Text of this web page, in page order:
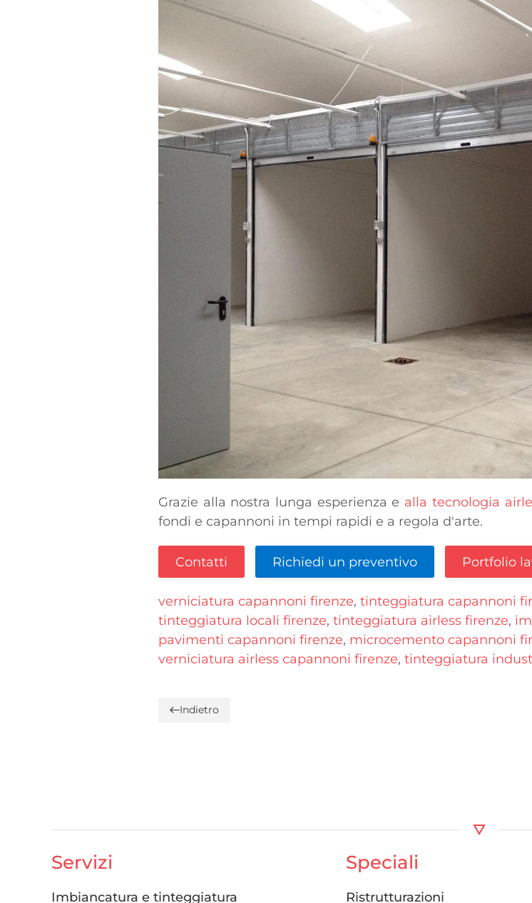
Grazie alla nostra lunga esperienza e alla tecnologia
fondi e capannoni in tempi rapidi e a regola d'arte.
Contatti Richiedi un preventivo Portfolio
verniciatura capannoni firenze, tinteggiatura capannoni
tinteggiatura locali firenze, tinteggiatura airless firenze,
pavimenti capannoni firenze, microcemento capannoni
verniciatura airless capannoni firenze, tinteggiatura
Indietro
Servizi
Imbiancatura e tinteggiatura
Speciali
Ristrutturazioni